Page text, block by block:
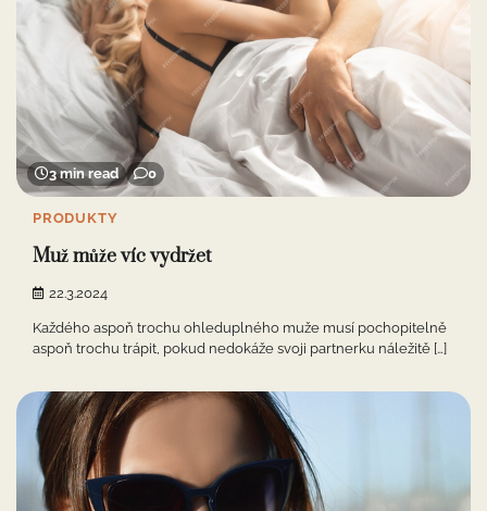
3 min read 0
PRODUKTY
Muž může víc vydržet
22.3.2024
Každého aspoň trochu ohleduplného muže musí pochopitelně
aspoň trochu trápit, pokud nedokáže svoji partnerku náležitě […]